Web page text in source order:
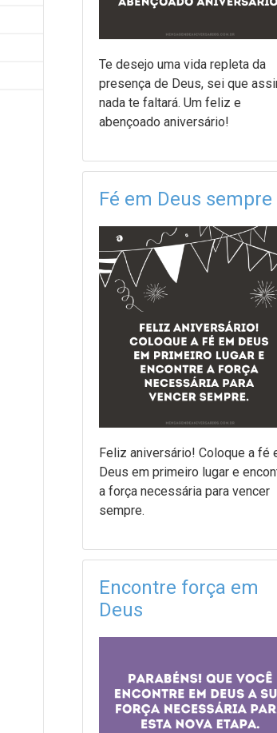
Te desejo uma vida repleta da
presença de Deus, sei que
nada te faltará. Um feliz e
abençoado aniversário!
Fé em Deus sempre
Feliz aniversário! Coloque a fé
Deus em primeiro lugar e
a força necessária para vencer
sempre.
Encontre força em
Deus